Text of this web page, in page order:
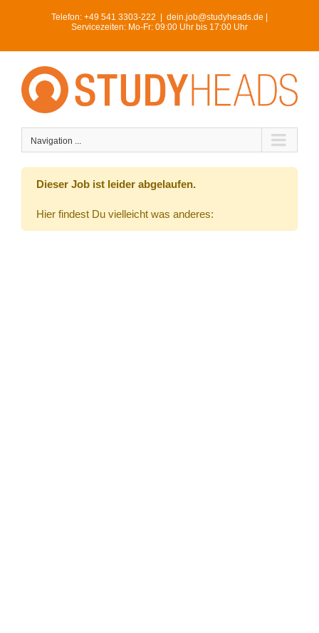
Telefon: +49 541 3303-222
dein.job@studyheads.de |
Servicezeiten: Mo-Fr: 09:00 Uhr bis 17:00 Uhr
Navigation ...
Dieser Job ist leider abgelaufen.
Hier findest Du vielleicht was anderes: